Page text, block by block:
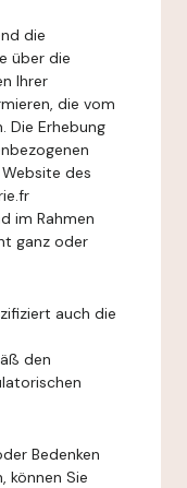
die
über die
Ihrer
die vom
Die Erhebung
des
im Rahmen
ganz oder
auch die
den
Bedenken
können Sie